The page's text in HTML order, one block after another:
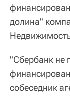
долина"
"Сбербанк не
собеседник